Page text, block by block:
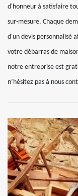
d'honneur à satisfaire
sur-mesure. Chaque
d'un devis personnalisé
votre débarras de
notre entreprise est
n’hésitez pas à nous